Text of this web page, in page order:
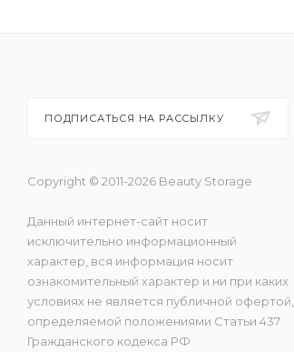
ПОДПИСАТЬСЯ НА РАССЫЛКУ
Copyright © 2011-2026 Beauty Storage
Данный интернет-сайт носит
исключительно информационный
характер, вся информация носит
ознакомительный характер и ни при каких
условиях не является публичной офертой,
определяемой положениями Статьи 437
Гражданского кодекса РФ